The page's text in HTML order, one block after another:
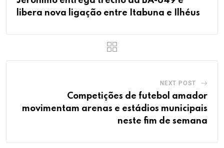
libera nova ligação entre Itabuna e Ilhéus
NEXT POST
Competições de futebol amador
movimentam arenas e estádios municipais
neste fim de semana